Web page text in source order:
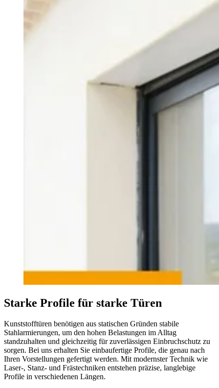
Starke Profile für starke Türen
Kunststofftüren benötigen aus statischen Gründen stabile
Stahlarmierungen, um den hohen Belastungen im Alltag
standzuhalten und gleichzeitig für zuverlässigen Einbruchschutz zu
sorgen. Bei uns erhalten Sie einbaufertige Profile, die genau nach
Ihren Vorstellungen gefertigt werden. Mit modernster Technik wie
Laser-, Stanz- und Frästechniken entstehen präzise, langlebige
Profile in verschiedenen Längen.